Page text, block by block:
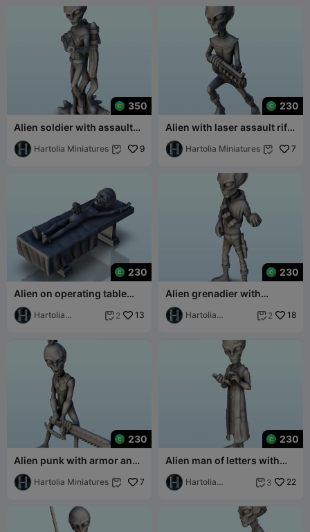
350
Alien soldier with assault
rifle and jet-pack (13) (+
pre-suHartolia Miniatures  9
230
Alien with laser assault rifle
(12) (+ pre-supported
versionHartolia Miniatures  7
230
Alien on operating table
with baby-alien (11) (+ pre-
support
Hartolia
 2 13
230
Alien grenadier with
grenades in shoulder strap
(10) (+ pre-
Hartolia
 2 18
230
Alien punk with armor and
chainsaw sword (9) (+ pre-
supporteHartolia Miniatures  7
230
Alien man of letters with
book (8) (+ pre-supported
versionHartolia
 3 22